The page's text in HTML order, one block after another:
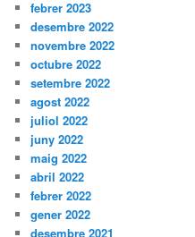
febrer 2023
desembre 2022
novembre 2022
octubre 2022
setembre 2022
agost 2022
juliol 2022
juny 2022
maig 2022
abril 2022
febrer 2022
gener 2022
desembre 2021